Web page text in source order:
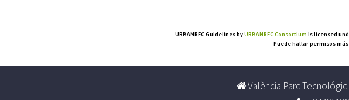
URBANREC GuidelinesbyURBANREC Consortium is licensed
Puede hallar permisos
València Parc Tecnológic